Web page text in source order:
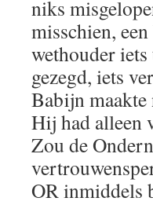
niks
misschien,
wethouder
gezegd, iets
Babijn maakte
Hij had alleen
Zou de
OR inmiddels